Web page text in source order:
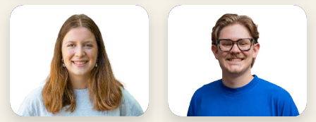
Rahel Tredup
· duale Studentin Medien &
Kommunikation
· Social Media
E-Mail an Rahel
Rahel unterstützen
Michael Bondarenko
· Medien & Kommunikation
· Foto- und
Videoproduktion
E-Mail an Michael
Michael unterstützen